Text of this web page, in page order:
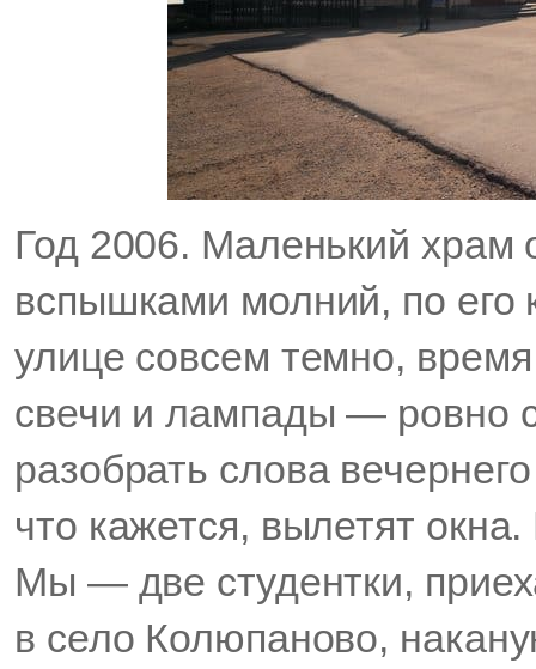
Год 2006. Маленький храм
вспышками молний, по
улице совсем темно,
свечи и лампады — ровно
разобрать слова
что кажется, вылетят
Мы — две студентки,
в село Колюпаново,